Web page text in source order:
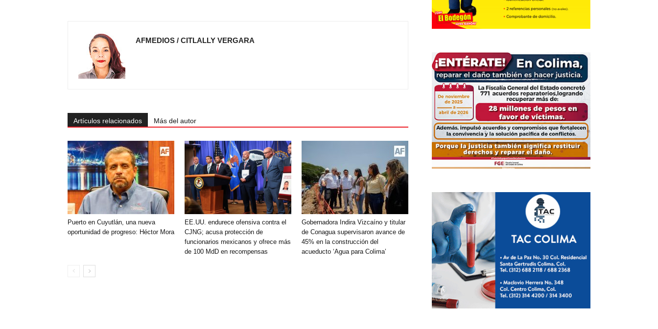
AFMEDIOS / CITLALLY VERGARA
Artículos relacionados Más del autor
Puerto en Cuyutlán, una nueva
oportunidad de progreso: Héctor Mora
EE.UU. endurece ofensiva contra el
CJNG; acusa protección de
funcionarios mexicanos y ofrece más
de 100 MdD en recompensas
Gobernadora Indira Vizcaíno y titular
de Conagua supervisaron avance de
45% en la construcción del
acueducto ‘Agua para Colima’